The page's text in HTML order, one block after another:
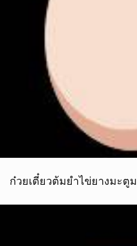
ก๋วยเตี๋ยวต้มยำไข่ยางมะตูม